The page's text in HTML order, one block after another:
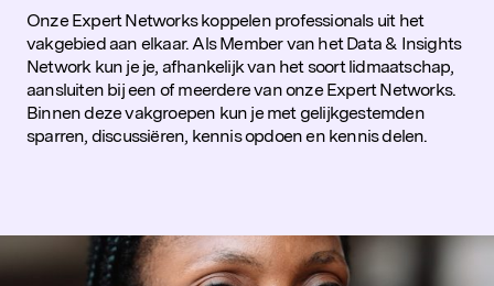
Onze Expert Networks koppelen professionals uit het
vakgebied aan elkaar. Als Member van het Data & Insights
Network kun je je, afhankelijk van het soort lidmaatschap,
aansluiten bij een of meerdere van onze Expert Networks.
Binnen deze vakgroepen kun je met gelijkgestemden
sparren, discussiëren, kennis opdoen en kennis delen.